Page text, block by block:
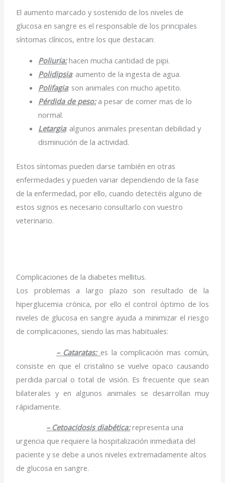
El aumento marcado y sostenido de los niveles de
glucosa en sangre es el responsable de los principales
síntomas clínicos, entre los que destacan:
Poliuria:hacen mucha cantidad de pipi.
Polidipsia: aumento de la ingesta de agua.
Polifagia: son animales con mucho apetito.
Pérdida de peso:a pesar de comer mas de lo
normal.
Letargia: algunos animales presentan debilidad y
disminución de la actividad.
Estos síntomas pueden darse también en otras
enfermedades y pueden variar dependiendo de la fase
de la enfermedad, por ello, cuando detectéis alguno de
estos signos es necesario consultarlo con vuestro
veterinario.
Complicaciones de la diabetes mellitus.
Los problemas a largo plazo son resultado de la
hiperglucemia crónica, por ello el control óptimo de los
niveles de glucosa en sangre ayuda a minimizar el riesgo
de complicaciones, siendo las mas habituales:
– Cataratas: es la complicación mas común,
consiste en que el cristalino se vuelve opaco causando
perdida parcial o total de visión. Es frecuente que sean
bilaterales y en algunos animales se desarrollan muy
rápidamente.
– Cetoacidosis diabética:representa una
urgencia que requiere la hospitalización inmediata del
paciente y se debe a unos niveles extremadamente altos
de glucosa en sangre.